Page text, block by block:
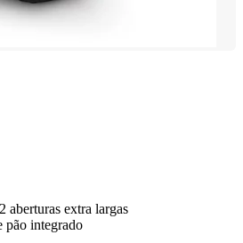
aberturas extra largas
pão integrado